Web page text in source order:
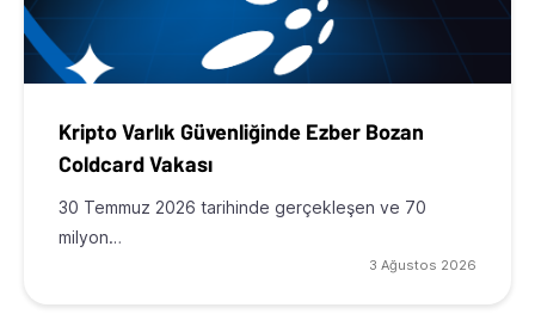
Kripto Varlık Güvenliğinde Ezber Bozan
Coldcard Vakası
30 Temmuz 2026 tarihinde gerçekleşen ve 70
milyon…
3 Ağustos 2026